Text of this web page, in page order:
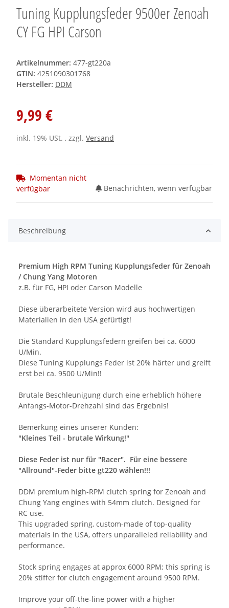
Tuning Kupplungsfeder 9500er Zenoah
CY FG HPI Carson
Artikelnummer: 477-gt220a
GTIN: 4251090301768
Hersteller: DDM
9,99 €
inkl. 19% USt. , zzgl. Versand
Momentan nicht
verfügbar
Benachrichten, wenn verfügbar
Beschreibung
Premium High RPM Tuning Kupplungsfeder für Zenoah
/ Chung Yang Motoren
z.B. für FG, HPI oder Carson Modelle
Diese überarbeitete Version wird aus hochwertigen
Materialien in den USA gefürtigt!
Die Standard Kupplungsfedern greifen bei ca. 6000
U/Min.
Diese Tuning Kupplungs Feder ist 20% härter und greift
erst bei ca. 9500 U/Min!!
Brutale Beschleunigung durch eine erheblich höhere
Anfangs-Motor-Drehzahl sind das Ergebnis!
Bemerkung eines unserer Kunden:
"Kleines Teil - brutale Wirkung!"
Diese Feder ist nur für "Racer". Für eine bessere
"Allround"-Feder bitte gt220 wählen!!!
DDM premium high-RPM clutch spring for Zenoah and
Chung Yang engines with 54mm clutch. Designed for
RC use.
This upgraded spring, custom-made of top-quality
materials in the USA, offers unparalleled reliability and
performance.
Stock spring engages at approx 6000 RPM; this spring is
20% stiffer for clutch engagement around 9500 RPM.
Improve your off-the-line power with a higher